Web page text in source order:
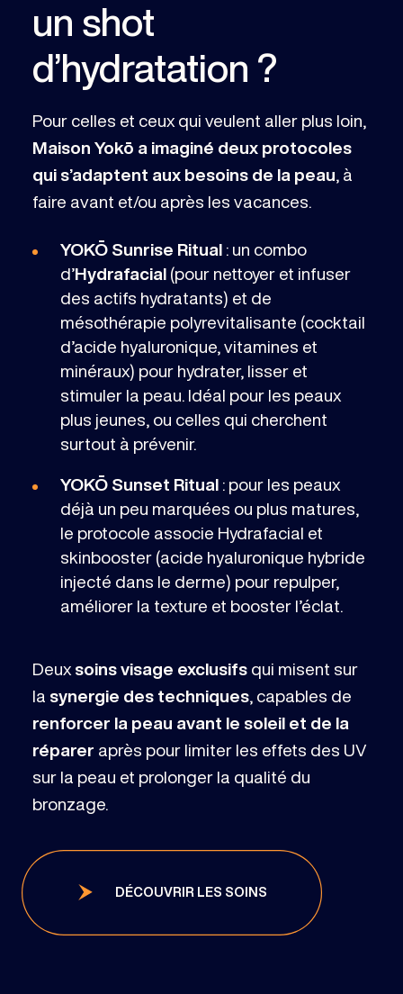
un shot
d’hydratation ?
Pour celles et ceux qui veulent aller plus loin,
Maison Yokō a imaginé deux protocoles
qui s’adaptent aux besoins de la peau , à
faire avant et/ou après les vacances.
YOKŌ Sunrise Ritual: un combo
d’Hydrafacial(pour nettoyer et infuser
des actifs hydratants) et de
mésothérapie polyrevitalisante (cocktail
d’acide hyaluronique, vitamines et
minéraux) pour hydrater, lisser et
stimuler la peau. Idéal pour les peaux
plus jeunes, ou celles qui cherchent
surtout à prévenir.
YOKŌ Sunset Ritual: pour les peaux
déjà un peu marquées ou plus matures,
le protocole associe Hydrafacial et
skinbooster (acide hyaluronique hybride
injecté dans le derme) pour repulper,
améliorer la texture et booster l’éclat.
Deux soins visage exclusifsqui misent sur
la synergie des techniques, capables de
renforcer la peau avant le soleil et de la
réparer après pour limiter les effets des UV
sur la peau et prolonger la qualité du
bronzage.
DÉCOUVRIR LES SOINS